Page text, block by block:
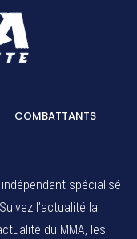
COMBATTANTS
indépendant spécialisé
l’actualité la
du MMA, les